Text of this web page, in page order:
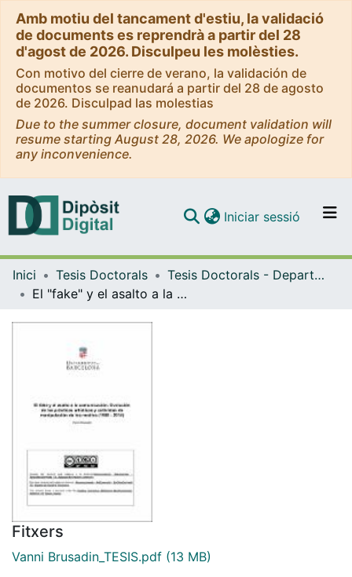
Amb motiu del tancament d'estiu, la validació
de documents es reprendrà a partir del 28
d'agost de 2026. Disculpeu les molèsties.
Con motivo del cierre de verano, la validación de
documentos se reanudará a partir del 28 de agosto
de 2026. Disculpad las molestias
Due to the summer closure, document validation will
resume starting August 28, 2026. We apologize for
any inconvenience.
Navega per tot el DD
Iniciar sessió (current)
Inici Tesis Doctorals
Tesis Doctorals - Departament - Disseny i Imatge
El "fake" y el asalto a la comunicación. Evolución de las prácticas artísticas y activistas de manipulación de los medios (1968 - 2014)
Fitxers
Vanni Brusadin_TESIS.pdf (13 MB)